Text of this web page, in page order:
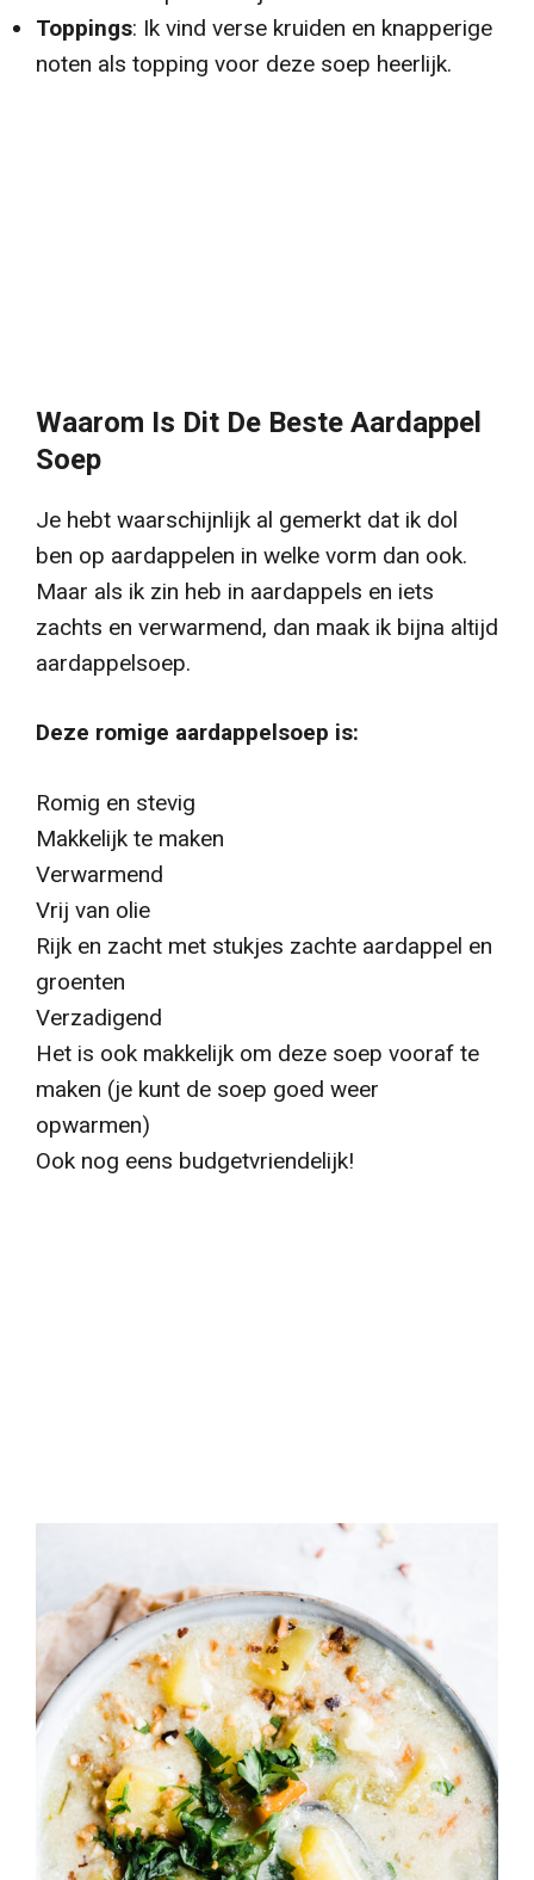
Toppings: Ik vind verse kruiden en knapperige
noten als topping voor deze soep heerlijk.
Waarom Is Dit De Beste Aardappel
Soep
Je hebt waarschijnlijk al gemerkt dat ik dol
ben op aardappelen in welke vorm dan ook.
Maar als ik zin heb in aardappels en iets
zachts en verwarmend, dan maak ik bijna altijd
aardappelsoep.
Deze romige aardappelsoep is:
Romig en stevig
Makkelijk te maken
Verwarmend
Vrij van olie
Rijk en zacht met stukjes zachte aardappel en
groenten
Verzadigend
Het is ook makkelijk om deze soep vooraf te
maken (je kunt de soep goed weer
opwarmen)
Ook nog eens budgetvriendelijk!